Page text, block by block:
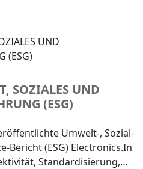
SOZIALES UND
(ESG)
Umwelt-, Sozial-
Bericht (ESG) Electronics.In
Standardisierung,